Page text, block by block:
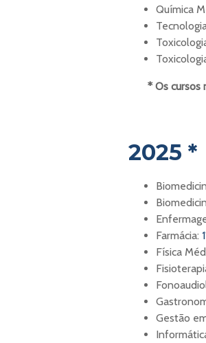
Química
* Os cursos
2025 *
Farmácia:
Física
Gestão